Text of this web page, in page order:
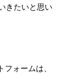
きたいと思い
フォームは、